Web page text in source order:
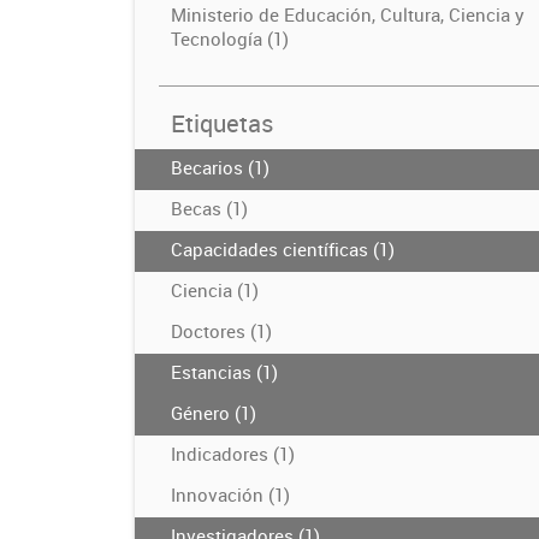
Ministerio de Educación, Cultura, Ciencia y
Tecnología (1)
Etiquetas
Becarios (1)
Becas (1)
Capacidades científicas (1)
Ciencia (1)
Doctores (1)
Estancias (1)
Género (1)
Indicadores (1)
Innovación (1)